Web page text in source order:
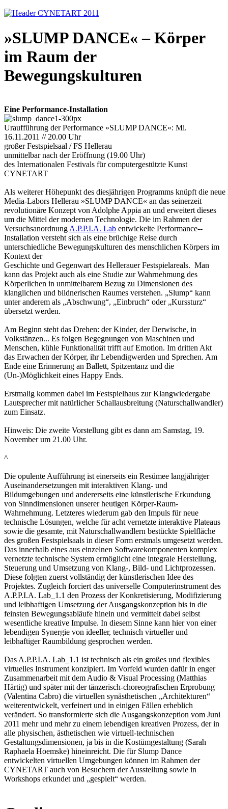
»SLUMP DANCE« – Körper
im Raum der
Bewegungskulturen
Eine Performance-Installation
Uraufführung der Performance »SLUMP DANCE«: Mi.
16.11.2011 // 20.00 Uhr
großer Festspielsaal / FS Hellerau
unmittelbar nach der Eröffnung (19.00 Uhr)
des Internationalen Festivals für computergestützte Kunst
CYNETART
Als weiterer Höhepunkt des diesjährigen Programms knüpft die
Media-­Labors Hellerau »SLUMP DANCE« an das seinerzeit
revolutionäre Konzept von Adolphe Appia an und erweitert dieses
um die Mittel der modernen Technologie. Die im Rahmen der
Versuchsanordnung A.P.P.I.A. Lab entwickelte Performance-­
Installation versteht sich als eine brüchige Reise durch
unterschiedliche Bewegungskulturen des menschlichen Körpers im
Kontext der
Geschichte und Gegenwart des Hellerauer Festspielareals. Man
kann das Projekt auch als eine Studie zur Wahrnehmung des
Körperlichen in unmittelbarem Bezug zu Dimensionen des
klanglichen und bildnerischen Raumes verstehen. „Slump“ kann
unter anderem als „Abschwung“, „Einbruch“ oder „­Kurssturz“
übersetzt werden.
Am Beginn steht das Drehen: der Kinder, der Derwische, in
Volkstänzen... Es folgen Begegnungen von Maschinen und
Menschen, kühle Funktionalität trifft auf Emotion. Im dritten Akt
das Erwachen der Körper, ihr Lebendigwerden und Sprechen. Am
Ende eine Erinnerung an Ballett, Spitzentanz und die
(Un-)Möglichkeit eines Happy Ends.
Erstmalig kommen dabei im Festspielhaus zur Klangwiedergabe
Lautsprecher mit natürlicher Schallausbreitung (Naturschallwandler)
zum Einsatz.
Hinweis: Die zweite Vorstellung gibt es dann am Samstag, 19.
November um 21.00 Uhr.
^
Die opulente Aufführung ist einerseits ein Resümee langjähriger
Auseinandersetzungen mit interaktiven Klang- und
Bildumgebungen und andererseits eine künstlerische Erkundung
von Sinndimensionen unserer heutigen Körper-Raum-
Wahrnehmung. Letzteres wiederum gab den Impuls für neue
technische Lösungen, welche für acht vernetzte interaktive Plateaus
sowie die gesamte, mit Naturschallwandlern bestückte Spielfläche
des großen Festspielsaals in dieser Form erstmals umgesetzt werden.
Das innerhalb eines aus einzelnen Softwarekomponenten komplex
vernetzte technische System ermöglicht eine integrale Herstellung,
Steuerung und Umsetzung von Klang-, Bild- und Lichtprozessen.
Diese folgten zuerst vollständig der künstlerischen Idee des
Projektes. Zugleich forciert das universelle Computerinstrument des
A.P.P.I.A. Lab_1.1 den Prozess der Konkretisierung, Modifizierung
und leibhaftigen Umsetzung der Ausgangskonzeption bis in die
feinsten Bewegungsabläufe hinein und vermittelt dabei selbst
wesentliche kreative Impulse. In diesem Sinne kann hier von einer
lebendigen Synergie von ideeller, technisch virtueller und
leibhaftiger Raumbildung gesprochen werden.
Das A.P.P.I.A. Lab_1.1 ist technisch als ein großes und flexibles
virtuelles Instrument konzipiert. Im Vorfeld wurden dafür in enger
Zusammenarbeit mit dem Audio & Visual Processing (Matthias
Härtig) und später mit der tänzerisch-choreografischen Erprobung
(Valentina Cabro) die virtuellen synästhetischen „Architekturen“
weiterentwickelt, verfeinert und in einigen Fällen erheblich
verändert. So transformierte sich die Ausgangskonzeption vom Juni
2011 mehr und mehr zu einem lebendigen kreativen Prozess, der in
alle physischen, ästhetischen wie virtuell-technischen
Gestaltungsdimensionen, ja bis in die Kostümgestaltung (Sarah
Raphaela Hoemske) hineinreicht. Die für Slump Dance
entwickelten virtuellen Umgebungen können im Rahmen der
CYNETART auch von Besuchern der Ausstellung sowie in
Workshops erkundet und „gespielt“ werden.